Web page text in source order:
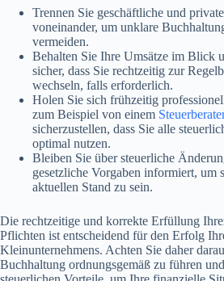
Trennen Sie geschäftliche und
voneinander, um unklare
vermeiden.
Behalten Sie Ihre Umsätze im Blick
sicher, dass Sie rechtzeitig zur
wechseln, falls erforderlich.
Holen Sie sich frühzeitig
zum Beispiel von einem Steuerberater
sicherzustellen, dass Sie alle
optimal nutzen.
Bleiben Sie über steuerliche
gesetzliche Vorgaben informiert, um
aktuellen Stand zu sein.
Die rechtzeitige und korrekte Erfüllung
Pflichten ist entscheidend für den Erfolg
Kleinunternehmens. Achten Sie daher
Buchhaltung ordnungsgemäß zu führen